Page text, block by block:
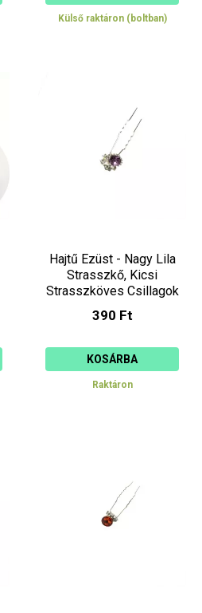
Külső raktáron (boltban)
Hajtű Ezüst - Nagy Lila
Strasszkő, Kicsi
Strasszköves Csillagok
390 Ft
KOSÁRBA
Raktáron